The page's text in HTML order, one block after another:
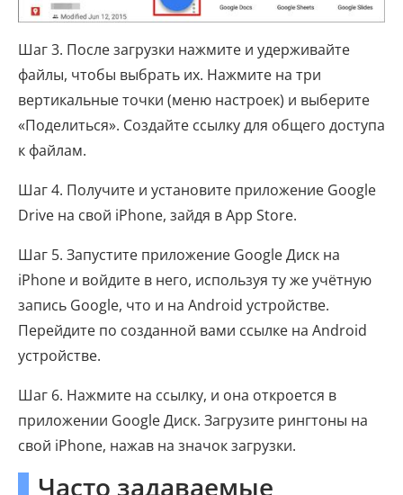
Шаг 3. После загрузки нажмите и удерживайте
файлы, чтобы выбрать их. Нажмите на три
вертикальные точки (меню настроек) и выберите
«Поделиться». Создайте ссылку для общего доступа
к файлам.
Шаг 4. Получите и установите приложение Google
Drive на свой iPhone, зайдя в App Store.
Шаг 5. Запустите приложение Google Диск на
iPhone и войдите в него, используя ту же учётную
запись Google, что и на Android устройстве.
Перейдите по созданной вами ссылке на Android
устройстве.
Шаг 6. Нажмите на ссылку, и она откроется в
приложении Google Диск. Загрузите рингтоны на
свой iPhone, нажав на значок загрузки.
Часто задаваемые